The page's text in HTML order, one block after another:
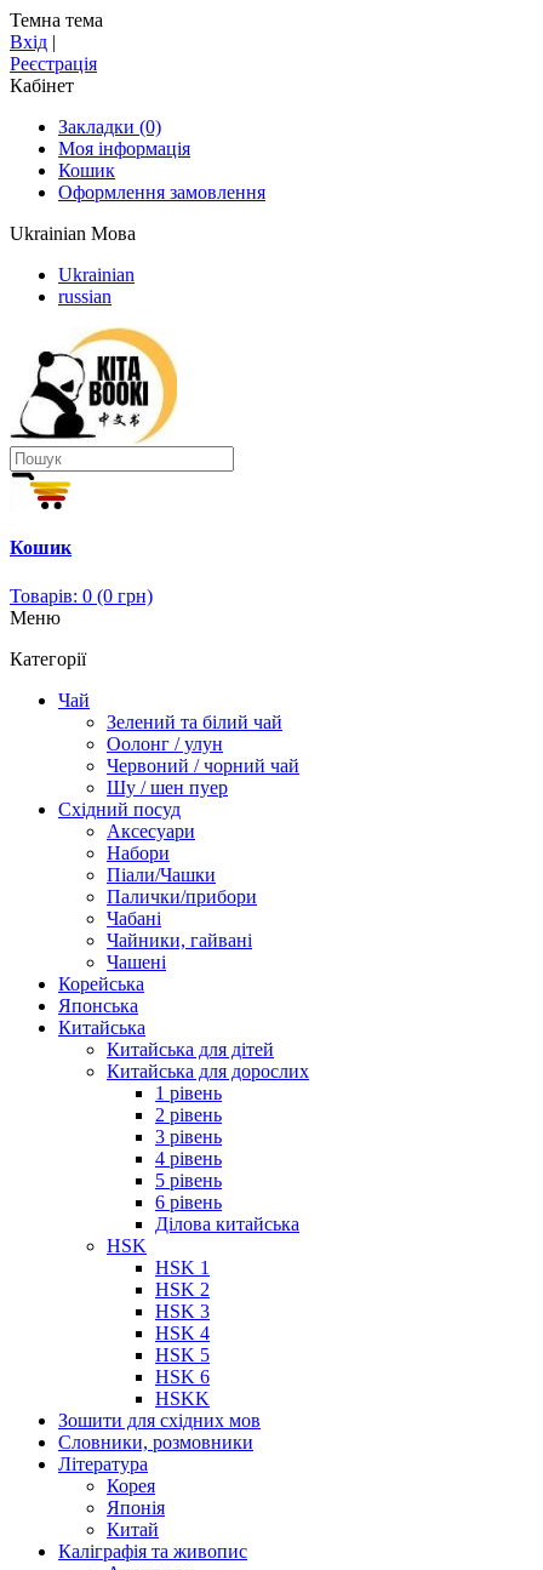
Темна тема
Вхід |
Реєстрація
Кабінет
Закладки (0)
Моя інформація
Кошик
Оформлення замовлення
Ukrainian Мова
Ukrainian
russian
Кошик
Товарів: 0 (0 грн)
Меню
Категорії
Чай
Зелений та білий чай
Оолонг / улун
Червоний / чорний чай
Шу / шен пуер
Східний посуд
Аксесуари
Набори
Піали/Чашки
Палички/прибори
Чабані
Чайники, гайвані
Чашені
Корейська
Японська
Китайська
Китайська для дітей
Китайська для дорослих
1 рівень
2 рівень
3 рівень
4 рівень
5 рівень
6 рівень
Ділова китайська
HSK
HSK 1
HSK 2
HSK 3
HSK 4
HSK 5
HSK 6
HSKK
Зошити для східних мов
Словники, розмовники
Література
Корея
Японія
Китай
Каліграфія та живопис